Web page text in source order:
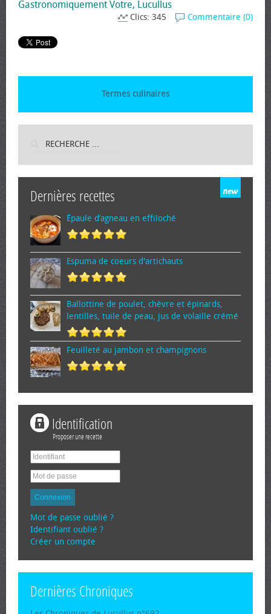
Gastronomiquement Votre, Lucullus
Commentaire (0)
Clics: 345
Termes culinaires
Dernières recettes
Épaule d’agneau en effiloché
Espuma de cœurs d'artichauts
Ballottine de poulet, chèvre et épinards,
lentilles, tuile de peau, jus de volaille crémé
Feuilleté au jambon et champignons
Identification
Proposer une recette
Connexion
Mot de passe oublié ?
Identifiant oublié ?
Créer un compte
Dernières Chroniques